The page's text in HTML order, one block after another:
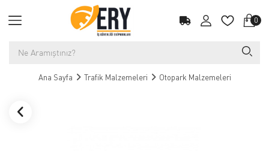
0
Ana Sayfa Trafik Malzemeleri Otopark Malzemeleri